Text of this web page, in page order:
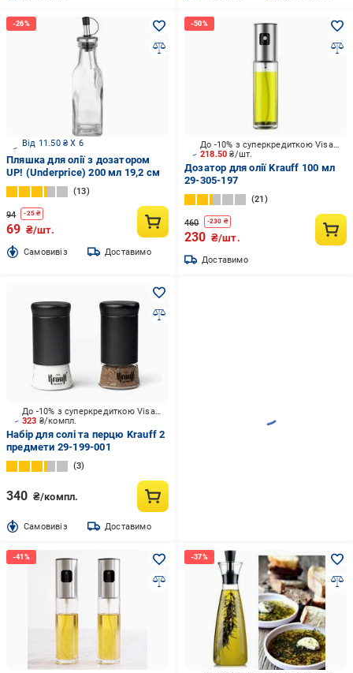
Від 11.50 ₴ X 6
Пляшка для олії з дозатором
UP! (Underprice) 200 мл 19,2 см
13
94 -25 ₴
69 ₴/шт.
Cамовивіз Доставимо
218.50₴/шт.
До -10% з суперкредиткою Visa Вигода
Дозатор для олії Krauff 100 мл
29-305-197
21
460 -230 ₴
230 ₴/шт.
Доставимо
323 ₴/компл.
До -10% з суперкредиткою Visa Вигода
Набір для солі та перцю Krauff 2
предмети 29-199-001
3
340 ₴/компл.
Cамовивіз Доставимо